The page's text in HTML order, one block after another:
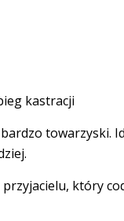
kastracji
towarzyski.
który